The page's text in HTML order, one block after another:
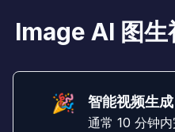
Image AI 图生
🎉 智能视频生成
通常 10 分钟